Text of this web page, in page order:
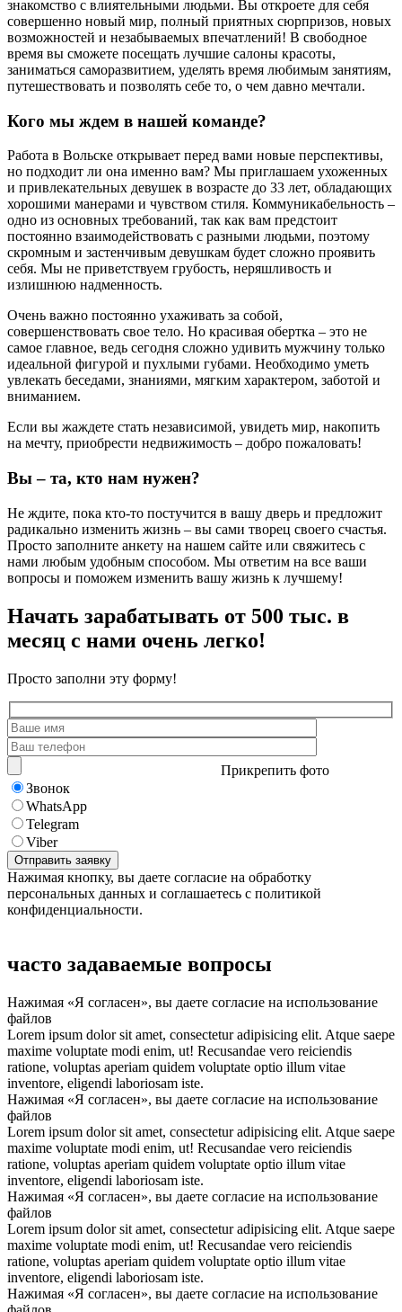
знакомство с влиятельными людьми. Вы откроете для себя
совершенно новый мир, полный приятных сюрпризов, новых
возможностей и незабываемых впечатлений! В свободное
время вы сможете посещать лучшие салоны красоты,
заниматься саморазвитием, уделять время любимым занятиям,
путешествовать и позволять себе то, о чем давно мечтали.
Кого мы ждем в нашей команде?
Работа в Вольске открывает перед вами новые перспективы,
но подходит ли она именно вам? Мы приглашаем ухоженных
и привлекательных девушек в возрасте до 33 лет, обладающих
хорошими манерами и чувством стиля. Коммуникабельность –
одно из основных требований, так как вам предстоит
постоянно взаимодействовать с разными людьми, поэтому
скромным и застенчивым девушкам будет сложно проявить
себя. Мы не приветствуем грубость, неряшливость и
излишнюю надменность.
Очень важно постоянно ухаживать за собой,
совершенствовать свое тело. Но красивая обертка – это не
самое главное, ведь сегодня сложно удивить мужчину только
идеальной фигурой и пухлыми губами. Необходимо уметь
увлекать беседами, знаниями, мягким характером, заботой и
вниманием.
Если вы жаждете стать независимой, увидеть мир, накопить
на мечту, приобрести недвижимость – добро пожаловать!
Вы – та, кто нам нужен?
Не ждите, пока кто-то постучится в вашу дверь и предложит
радикально изменить жизнь – вы сами творец своего счастья.
Просто заполните анкету на нашем сайте или свяжитесь с
нами любым удобным способом. Мы ответим на все ваши
вопросы и поможем изменить вашу жизнь к лучшему!
Начать зарабатывать от 500 тыс. в
месяц с нами очень легко!
Просто заполни эту форму!
Прикрепить фото
Звонок
WhatsApp
Telegram
Viber
Нажимая кнопку, вы даете согласие на обработку
персональных данных и соглашаетесь с политикой
конфиденциальности.
часто задаваемые вопросы
Нажимая «Я согласен», вы даете согласие на использование
файлов
Lorem ipsum dolor sit amet, consectetur adipisicing elit. Atque saepe
maxime voluptate modi enim, ut! Recusandae vero reiciendis
ratione, voluptas aperiam quidem voluptate optio illum vitae
inventore, eligendi laboriosam iste.
Нажимая «Я согласен», вы даете согласие на использование
файлов
Lorem ipsum dolor sit amet, consectetur adipisicing elit. Atque saepe
maxime voluptate modi enim, ut! Recusandae vero reiciendis
ratione, voluptas aperiam quidem voluptate optio illum vitae
inventore, eligendi laboriosam iste.
Нажимая «Я согласен», вы даете согласие на использование
файлов
Lorem ipsum dolor sit amet, consectetur adipisicing elit. Atque saepe
maxime voluptate modi enim, ut! Recusandae vero reiciendis
ratione, voluptas aperiam quidem voluptate optio illum vitae
inventore, eligendi laboriosam iste.
Нажимая «Я согласен», вы даете согласие на использование